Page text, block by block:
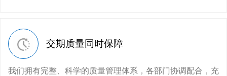
交期质量同时保障
我们拥有完整、科学的质量管理体系，各部门协调配合，充